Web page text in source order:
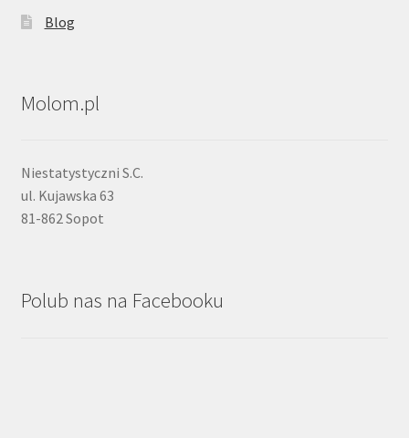
Blog
Molom.pl
Niestatystyczni S.C.
ul. Kujawska 63
81-862 Sopot
Polub nas na Facebooku